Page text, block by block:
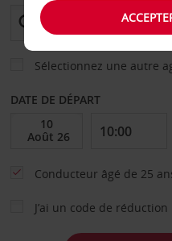
Sélectionnez une autre
DATE DE DÉPART
Conducteur âgé de 25
J’ai un code de réduction